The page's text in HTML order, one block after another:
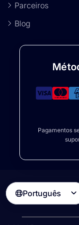
Parceiros
Blog
Pagamentos
Português 